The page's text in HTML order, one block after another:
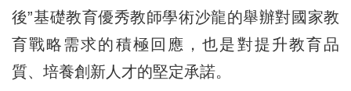
後”基礎教育優秀教師學術沙龍的舉辦對國家教
育戰略需求的積極回應，也是對提升教育品
質、培養創新人才的堅定承諾。